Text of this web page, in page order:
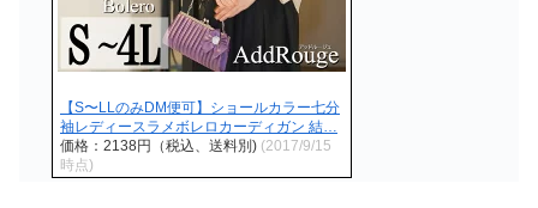
【S〜LLのみDM便可】ショールカラー七分
袖レディースラメボレロカーディガン 結…
価格：2138円（税込、送料別) (2017/9/15
時点)